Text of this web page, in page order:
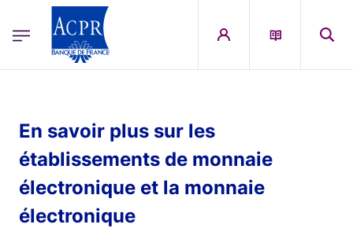
ACPR Menu Principal (French)
En savoir plus sur les
établissements de monnaie
électronique et la monnaie
électronique